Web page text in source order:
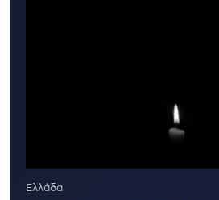
Ελλάδα